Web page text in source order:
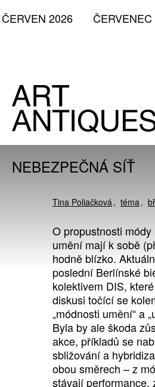
ČERVEN 2026
NEBEZPEČNÁ SÍŤ
Tina Poliačková téma
O propustnosti
umění mají k sobě
hodně blízko.
poslední Berlínské
kolektivem DIS,
diskusi točící se
„módnosti umění“ a
Byla by ale škoda
akce, příkladů se
sbližování a
obou směrech – z
stávají performance,